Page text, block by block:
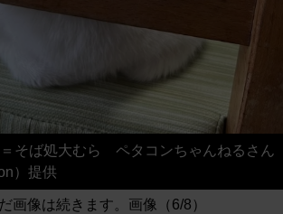
そば処大むら ペタコンちゃんねるさん
）提供
画像は続きます。画像（6/8）